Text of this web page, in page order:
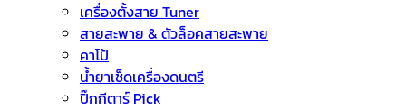
เครื่องตั้งสาย Tuner
สายสะพาย & ตัวล็อคสายสะพาย
คาโป้
น้ำยาเช็ดเครื่องดนตรี
ปิ๊กกีตาร์ Pick